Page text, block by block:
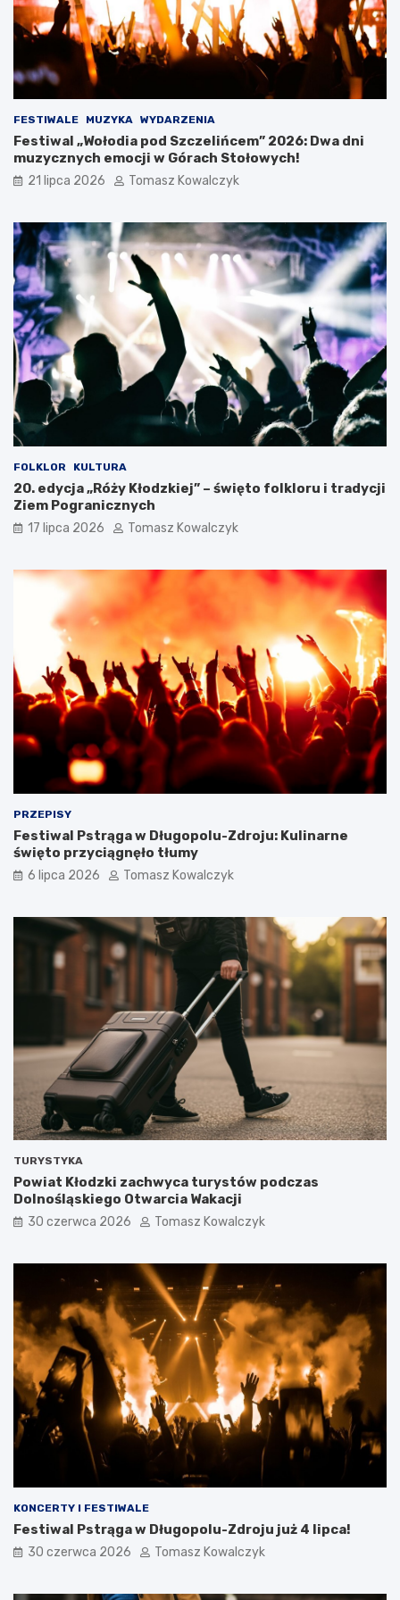
i
a
a
k
a
c
j
i
FESTIWALE MUZYKA WYDARZENIA
Festiwal „Wołodia pod Szczelińcem” 2026: Dwa dni
muzycznych emocji w Górach Stołowych!
21 lipca 2026 Tomasz Kowalczyk
FOLKLOR KULTURA
20. edycja „Róży Kłodzkiej” – święto folkloru i tradycji
Ziem Pogranicznych
17 lipca 2026 Tomasz Kowalczyk
PRZEPISY
Festiwal Pstrąga w Długopolu-Zdroju: Kulinarne
święto przyciągnęło tłumy
6 lipca 2026 Tomasz Kowalczyk
TURYSTYKA
Powiat Kłodzki zachwyca turystów podczas
Dolnośląskiego Otwarcia Wakacji
30 czerwca 2026 Tomasz Kowalczyk
KONCERTY I FESTIWALE
Festiwal Pstrąga w Długopolu-Zdroju już 4 lipca!
30 czerwca 2026 Tomasz Kowalczyk